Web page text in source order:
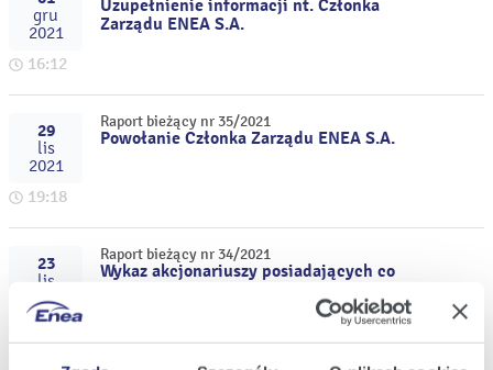
gru
2021
16:12
Uzupełnienie informacji nt. Członka
Zarządu ENEA S.A.
29
lis
2021
19:18
Raport bieżący nr 35/2021
Powołanie Członka Zarządu ENEA S.A.
23
lis
2021
14:12
Raport bieżący nr 34/2021
Wykaz akcjonariuszy posiadających co
Nadzwyczajnym Walnym Zgromadzeniu
ENEA S.A. w dniu 18 listopada 2021 roku